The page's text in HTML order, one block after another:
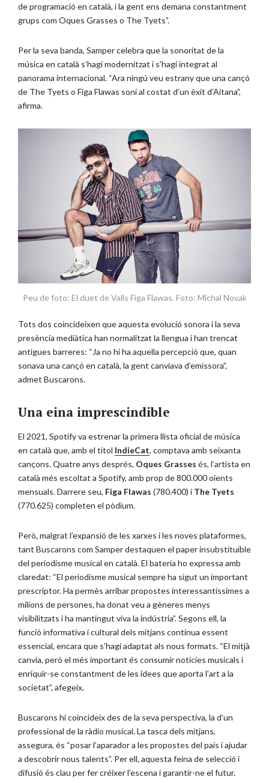
de programació en català, i la gent ens demana constantment
grups com Oques Grasses o The Tyets”.
Per la seva banda, Samper celebra que la sonoritat de la
música en català s’hagi modernitzat i s’hagi integrat al
panorama internacional. “Ara ningú veu estrany que una cançó
de The Tyets o Figa Flawas soni al costat d’un èxit d’Aitana”,
afirma.
Peu de foto: El duet de Valls Figa Flawas. Foto: Michal Novak
Tots dos coincideixen que aquesta evolució sonora i la seva
presència mediàtica han normalitzat la llengua i han trencat
antigues barreres: “Ja no hi ha aquella percepció que, quan
sonava una cançó en català, la gent canviava d’emissora”,
admet Buscarons.
Una eina imprescindible
El 2021, Spotify va estrenar la primera llista oficial de música
en català que, amb el títol IndieCat, comptava amb seixanta
cançons. Quatre anys després, Oques Grasses és, l’artista en
català més escoltat a Spotify, amb prop de 800.000 oients
mensuals. Darrere seu, Figa Flawas (780.400) i The Tyets
(770.625) completen el pòdium.
Però, malgrat l’expansió de les xarxes i les noves plataformes,
tant Buscarons com Samper destaquen el paper insubstituïble
del periodisme musical en català. El bateria ho expressa amb
claredat: “El periodisme musical sempre ha sigut un important
prescriptor. Ha permès arribar propostes interessantíssimes a
milions de persones, ha donat veu a gèneres menys
visibilitzats i ha mantingut viva la indústria”. Segons ell, la
funció informativa i cultural dels mitjans continua essent
essencial, encara que s’hagi adaptat als nous formats. “El mitjà
canvia, però el més important és consumir notícies musicals i
enriquir-se constantment de les idees que aporta l’art a la
societat”, afegeix.
Buscarons hi coincideix des de la seva perspectiva, la d’un
professional de la ràdio musical. La tasca dels mitjans,
assegura, és “posar l’aparador a les propostes del país i ajudar
a descobrir nous talents”. Per ell, aquesta feina de selecció i
difusió és clau per fer créixer l’escena i garantir-ne el futur.